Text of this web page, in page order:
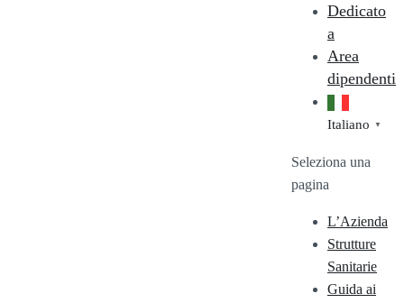
Dedicato
a
Area
dipendenti
Italiano ▼
Seleziona una
pagina
L’Azienda
Strutture
Sanitarie
Guida ai